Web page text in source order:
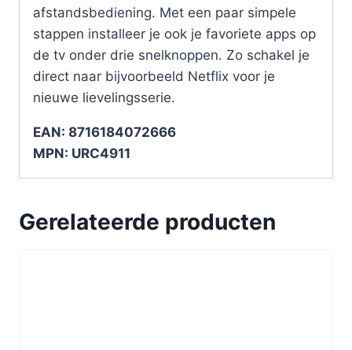
afstandsbediening. Met een paar simpele
stappen installeer je ook je favoriete apps op
de tv onder drie snelknoppen. Zo schakel je
direct naar bijvoorbeeld Netflix voor je
nieuwe lievelingsserie.
EAN: 8716184072666
MPN: URC4911
Gerelateerde producten